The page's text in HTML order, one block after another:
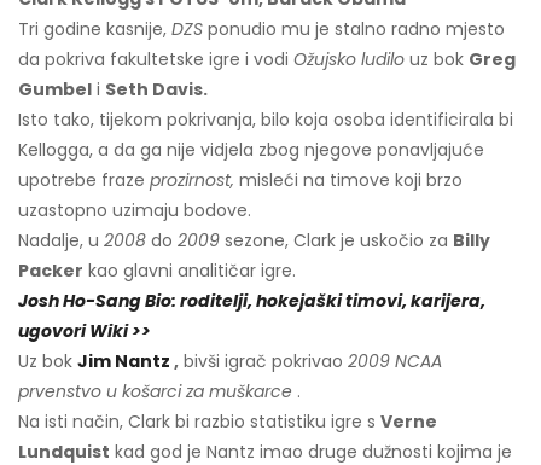
Tri godine kasnije, DZS ponudio mu je stalno radno mjesto
da pokriva fakultetske igre i vodi Ožujsko ludilo uz bok Greg
Gumbel i Seth Davis.
Isto tako, tijekom pokrivanja, bilo koja osoba identificirala bi
Kellogga, a da ga nije vidjela zbog njegove ponavljajuće
upotrebe fraze prozirnost, misleći na timove koji brzo
uzastopno uzimaju bodove.
Nadalje, u 2008 do 2009 sezone, Clark je uskočio za Billy
Packer kao glavni analitičar igre.
Josh Ho-Sang Bio: roditelji, hokejaški timovi, karijera,
ugovori Wiki >>
Uz bok Jim Nantz , bivši igrač pokrivao 2009 NCAA
prvenstvo u košarci za muškarce .
Na isti način, Clark bi razbio statistiku igre s Verne
Lundquist kad god je Nantz imao druge dužnosti kojima je